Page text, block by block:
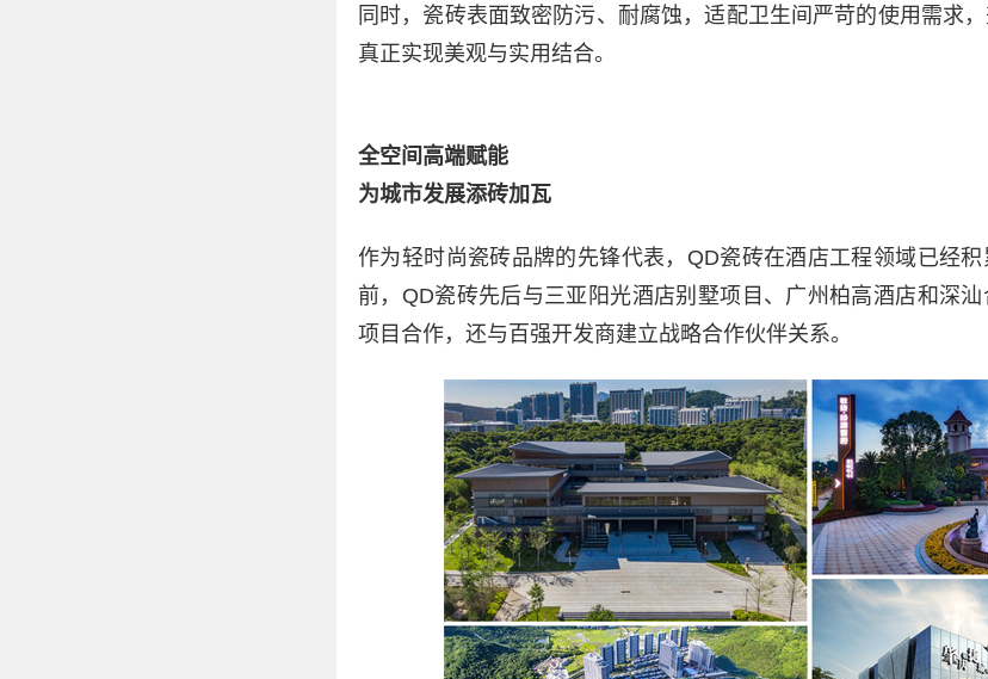
同时，瓷砖表面致密防污、耐腐蚀，适配卫生间严苛的使用需求
真正实现美观与实用结合。
全空间高端赋能
为城市发展添砖加瓦
作为轻时尚瓷砖品牌的先锋代表，QD瓷砖在酒店工程领域已经
前，QD瓷砖先后与三亚阳光酒店别墅项目、广州柏高酒店和深
项目合作，还与百强开发商建立战略合作伙伴关系。